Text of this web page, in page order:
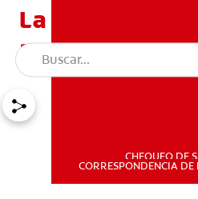
CHEQUEO DE
CORRESPONDENCIA
La
a pescado